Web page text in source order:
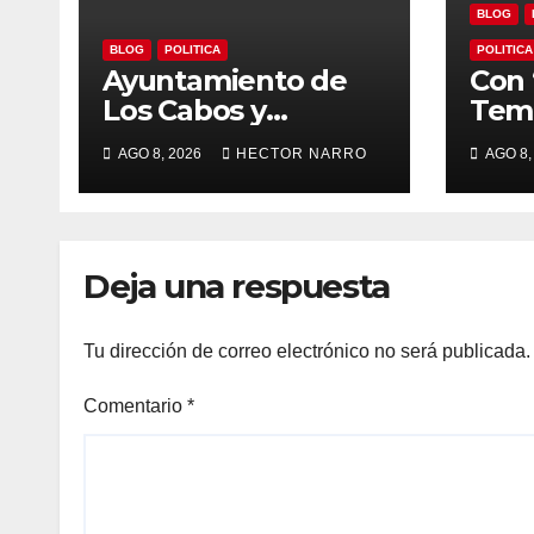
BLOG POLITICA
Ayuntamiento de
Los Cabos y
organizadores de
Bisbee’s coordinan
acciones para
AGO 8, 2026 HECTOR NARRO
BLOG
POLITICA
Con
Los
AGO
Deja una respuesta
Tu dirección de correo electrónico no será publicada.
Comentario *